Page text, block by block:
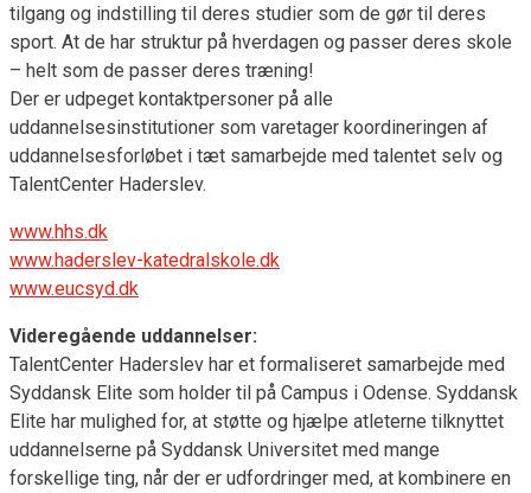
tilgang og indstilling til deres studier som de gør til deres
sport. At de har struktur på hverdagen og passer deres skole
– helt som de passer deres træning!
Der er udpeget kontaktpersoner på alle
uddannelsesinstitutioner som varetager koordineringen af
uddannelsesforløbet i tæt samarbejde med talentet selv og
TalentCenter Haderslev.
www.hhs.dk
www.haderslev-katedralskole.dk
www.eucsyd.dk
Videregående uddannelser:
TalentCenter Haderslev har et formaliseret samarbejde med
Syddansk Elite som holder til på Campus i Odense. Syddansk
Elite har mulighed for, at støtte og hjælpe atleterne tilknyttet
uddannelserne på Syddansk Universitet med mange
forskellige ting, når der er udfordringer med, at kombinere en